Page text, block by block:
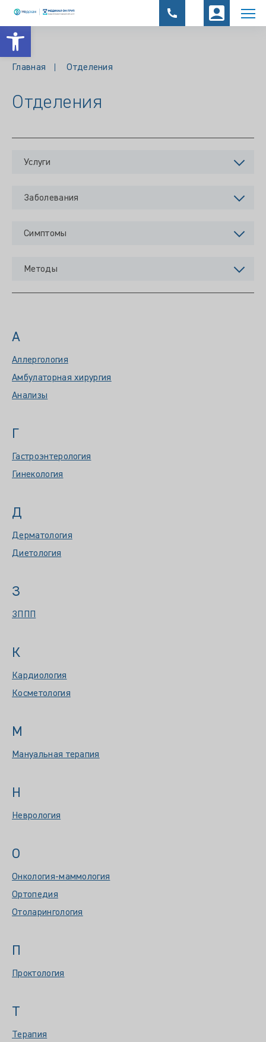
Открыть панель инструментов
Главная Отделения
Отделения
Услуги
Заболевания
Симптомы
Методы
А
Аллергология
Амбулаторная хирургия
Анализы
Г
Гастроэнтерология
Гинекология
Д
Дерматология
Диетология
З
ЗППП
К
Кардиология
Косметология
М
Мануальная терапия
Н
Неврология
О
Онкология-маммология
Ортопедия
Отоларингология
П
Проктология
Т
Терапия